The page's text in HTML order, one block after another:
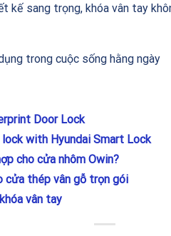
sang trọng, khóa vân tay
trong cuộc sống hằng ngày
Door Lock
with Hyundai Smart Lock
cho cửa nhôm Owin?
cửa thép vân gỗ trọn gói
vân tay